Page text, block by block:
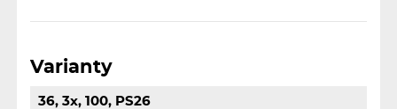
Varianty
36, 3x, 100, PS26